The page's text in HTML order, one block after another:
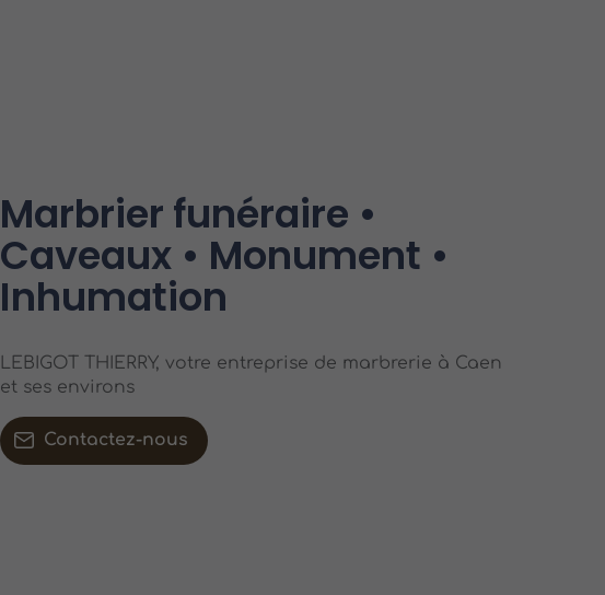
Marbrier funéraire •
Caveaux • Monument •
Inhumation
LEBIGOT THIERRY, votre entreprise de marbrerie à Caen
et ses environs
Contactez-nous